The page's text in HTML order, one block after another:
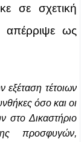
σε σχετική
απέρριψε ως
εξέταση τέτοιων
όσο και οι
στο Δικαστήριο
προσφυγών,